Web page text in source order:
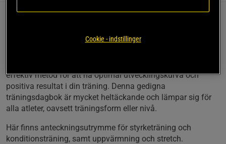
uppföljning. Passar alla träningsformer!
effektiv metod för att nå optimal utvecklingskurva och
positiva resultat i din träning. Denna gedigna
träningsdagbok är mycket heltäckande och lämpar sig för
alla atleter, oavsett träningsform eller nivå.
Här finns anteckningsutrymme för styrketräning och
konditionsträning, samt uppvärmning och stretch.
Cookie - indstillinger